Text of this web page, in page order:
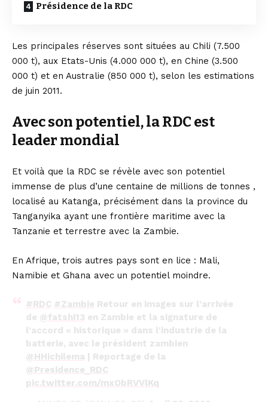
Présidence de la RDC
Les principales réserves sont situées au Chili (7.500
000 t), aux Etats-Unis (4.000 000 t), en Chine (3.500
000 t) et en Australie (850 000 t), selon les estimations
de juin 2011.
Avec son potentiel, la RDC est
leader mondial
Et voilà que la RDC se révèle avec son potentiel
immense de plus d’une centaine de millions de tonnes ,
localisé au Katanga, précisément dans la province du
Tanganyika ayant une frontière maritime avec la
Tanzanie et terrestre avec la Zambie.
En Afrique, trois autres pays sont en lice : Mali,
Namibie et Ghana avec un potentiel moindre.
#RDC #Zambie Retour en images sur l'arrivée
de @fatshi13 en Zambie et la signature de
l'accord « historique » dans l'industrie de la
batterie, avec le président zambien
@HHichilema | Reportage de la
@Presidence_RDC
pic.twitter.com/mxObRVVlKq